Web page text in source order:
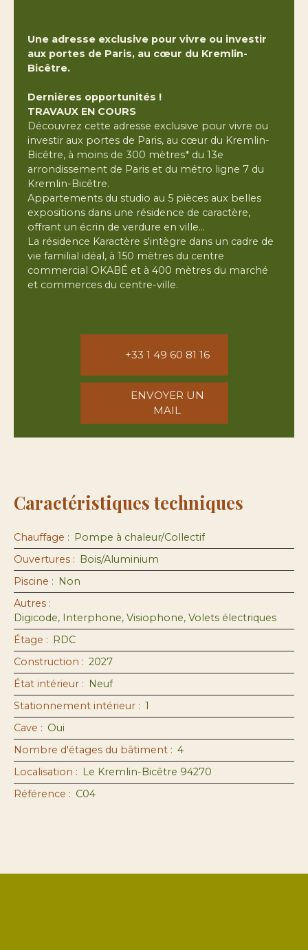
Une adresse exclusive pour vivre ou investir
aux portes de Paris, au cœur du Kremlin-
Bicêtre.
Dernières opportunités !
TRAVAUX EN COURS
Découvrez cette adresse exclusive pour vivre ou
investir aux portes de Paris, au cœur du Kremlin-
Bicêtre, à moins de 300 mètres* du 13e
arrondissement de Paris et du métro ligne 7 du
Kremlin-Bicêtre.
Appartements du studio au 5 pièces aux belles
expositions dans une résidence de caractère,
offrant un écrin de verdure en ville…
La résidence Karactère s'intègre dans un cadre de
vie familial idéal, à 150 mètres du centre
commercial OKABÉ et à 400 mètres du marché
et commerces du centre-ville.
+33 1 49 60 81 16
ENVOYER UN
MAIL
Caractéristiques techniques
Chauffage : Pompe à chaleur/Collectif
Ouvertures : Bois/Aluminium
Piscine : Non
Autres :
Digicode, Interphone, Visiophone, Volets électriques
Étage : RDC
Construction : 2027
État intérieur : Neuf
Stationnement intérieur : 1
Cave : Oui
Nombre d'étages du bâtiment : 4
Localisation : Le Kremlin-Bicêtre 94270
Référence : C04